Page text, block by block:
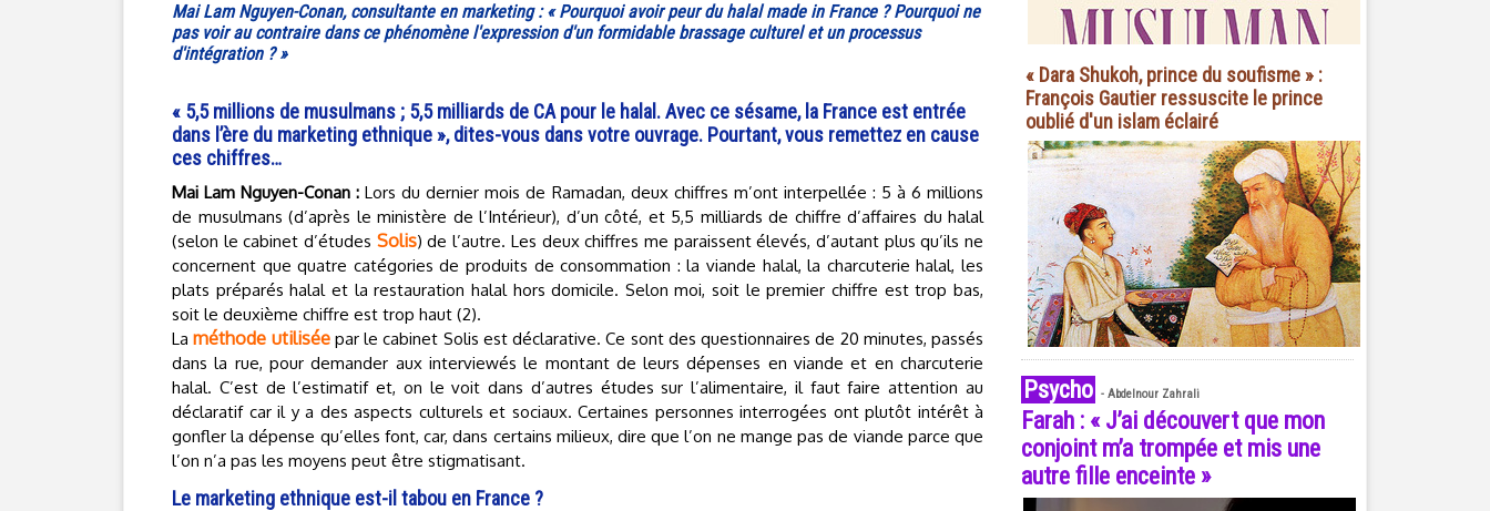
Mai Lam Nguyen-Conan, consultante en marketing : « Pourquoi avoir peur du halal made in France ? Pourquoi ne
pas voir au contraire dans ce phénomène l'expression d'un formidable brassage culturel et un processus
d'intégration ? »
« 5,5 millions de musulmans ; 5,5 milliards de CA pour le halal. Avec ce sésame, la France est entrée
dans l’ère du marketing ethnique », dites-vous dans votre ouvrage. Pourtant, vous remettez en cause
ces chiffres…
Mai Lam Nguyen-Conan :Lors du dernier mois de Ramadan, deux chiffres m’ont interpellée : 5 à 6 millions
de musulmans (d’après le ministère de l’Intérieur), d’un côté, et 5,5 milliards de chiffre d’affaires du halal
(selon le cabinet d’études Solis) de l’autre. Les deux chiffres me paraissent élevés, d’autant plus qu’ils ne
concernent que quatre catégories de produits de consommation : la viande halal, la charcuterie halal, les
plats préparés halal et la restauration halal hors domicile. Selon moi, soit le premier chiffre est trop bas,
soit le deuxième chiffre est trop haut (2).
Laméthode utilisée par le cabinet Solis est déclarative. Ce sont des questionnaires de 20 minutes, passés
dans la rue, pour demander aux interviewés le montant de leurs dépenses en viande et en charcuterie
halal. C’est de l’estimatif et, on le voit dans d’autres études sur l’alimentaire, il faut faire attention au
déclaratif car il y a des aspects culturels et sociaux. Certaines personnes interrogées ont plutôt intérêt à
gonfler la dépense qu’elles font, car, dans certains milieux, dire que l’on ne mange pas de viande parce que
l’on n’a pas les moyens peut être stigmatisant.
Le marketing ethnique est-il tabou en France ?
« Dara Shukoh, prince du soufisme » :
François Gautier ressuscite le prince
oublié d'un islam éclairé
Psycho - Abdelnour Zahrali
Farah : « J’ai découvert que mon
conjoint m’a trompée et mis une
autre fille enceinte »